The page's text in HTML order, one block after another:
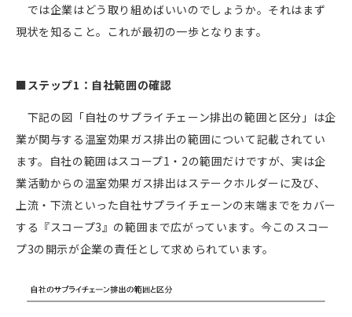
では企業はどう取り組めばいいのでしょうか。それはまず
現状を知ること。これが最初の一歩となります。
■ステップ1：自社範囲の確認
下記の図「自社のサプライチェーン排出の範囲と区分」は企
業が関与する温室効果ガス排出の範囲について記載されてい
ます。自社の範囲はスコープ1・2の範囲だけですが、実は企
業活動からの温室効果ガス排出はステークホルダーに及び、
上流・下流といった自社サプライチェーンの末端までをカバー
する『スコープ3』の範囲まで広がっています。今このスコー
プ3の開示が企業の責任として求められています。